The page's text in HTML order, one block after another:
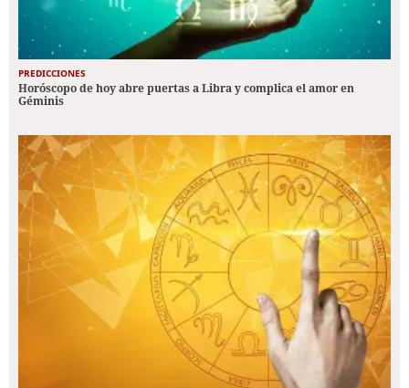
PREDICCIONES
Horóscopo de hoy abre puertas a Libra y complica el amor en
Géminis